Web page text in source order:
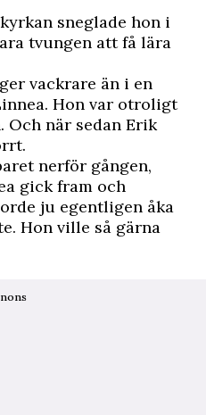
sneglade hon i
tvungen att få lära
vackrare än i en
Hon var otroligt
när sedan Erik
nerför gången,
gick fram och
ju egentligen åka
Hon ville så gärna